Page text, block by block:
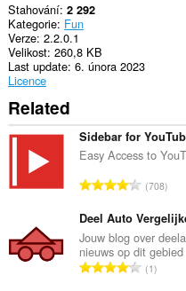
Stahování 2 292
Kategorie Fun
Verze 2.2.0.1
Velikost 260,8 KB
Last update 6. února 2023
Licence
Related
Sidebar for
Easy Access to
C
l
k
o
v
708
Deel Auto
Jouw blog over
nieuws op dit gebied
C1